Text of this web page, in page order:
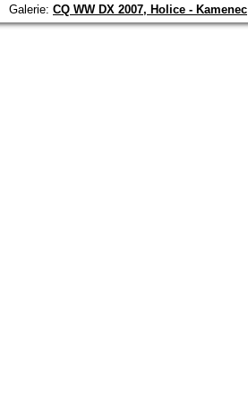
Galerie: CQ WW DX 2007, Holice - Kamenec